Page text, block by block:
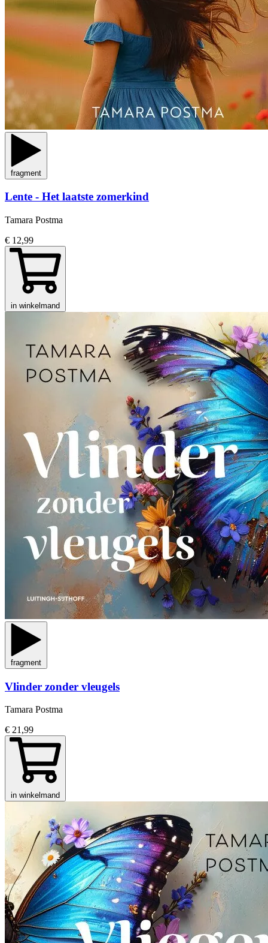
fragment
Lente - Het laatste zomerkind
Tamara Postma
€ 12,99
in winkelmand
fragment
Vlinder zonder vleugels
Tamara Postma
€ 21,99
in winkelmand